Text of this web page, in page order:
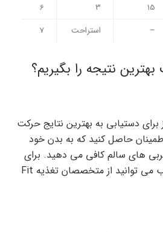
15
3
6
– استراحت 7
نتیجه را بگیریم؟
دستیابی به بهترین نتایج حرکت
حاصل کنید که به بدن خود
های سالم کافی می دهید. برای
دریافت رژیم غذایی مناسب می توانید از متخصصان تغذیه Fit